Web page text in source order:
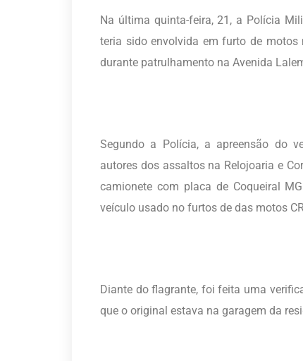
Na última quinta-feira, 21, a Polícia
teria sido envolvida em furto de
durante patrulhamento na Avenida
Segundo a Polícia, a apreensão do
autores dos assaltos na Relojoaria e
camionete com placa de Coqueiral
veículo usado no furtos de das motos
Diante do flagrante, foi feita uma
que o original estava na garagem da